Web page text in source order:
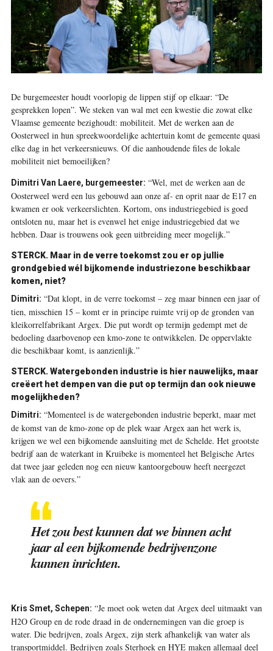
De burgemeester houdt voorlopig de lippen stijf op elkaar: “De
gesprekken lopen”. We steken van wal met een kwestie die zowat elke
Vlaamse gemeente bezighoudt: mobiliteit. Met de werken aan de
Oosterweel in hun spreekwoordelijke achtertuin komt de gemeente quasi
elke dag in het verkeersnieuws. Of die aanhoudende files de lokale
mobiliteit niet bemoeilijken?
Dimitri Van Laere, burgemeester: “Wel, met de werken aan de
Oosterweel werd een lus gebouwd aan onze af- en oprit naar de E17 en
kwamen er ook verkeerslichten. Kortom, ons industriegebied is goed
ontsloten nu, maar het is evenwel het enige industriegebied dat we
hebben. Daar is trouwens ook geen uitbreiding meer mogelijk.”
STERCK. Maar in de verre toekomst zou er op jullie
grondgebied wél bijkomende industriezone beschikbaar
komen, niet?
Dimitri: “Dat klopt, in de verre toekomst – zeg maar binnen een jaar of
tien, misschien 15 – komt er in principe ruimte vrij op de gronden van
kleikorrelfabrikant Argex. Die put wordt op termijn gedempt met de
bedoeling daarbovenop een kmo-zone te ontwikkelen. De oppervlakte
die beschikbaar komt, is aanzienlijk.”
STERCK. Watergebonden industrie is hier nauwelijks, maar
creëert het dempen van die put op termijn dan ook nieuwe
mogelijkheden?
Dimitri: “Momenteel is de watergebonden industrie beperkt, maar met
de komst van de kmo-zone op de plek waar Argex aan het werk is,
krijgen we wel een bijkomende aansluiting met de Schelde. Het grootste
bedrijf aan de waterkant in Kruibeke is momenteel het Belgische Artes
dat twee jaar geleden nog een nieuw kantoorgebouw heeft neergezet
vlak aan de oevers.”
Het zou best kunnen dat we binnen acht
jaar al een bijkomende bedrijvenzone
kunnen inrichten.
Kris Smet, Schepen: “Je moet ook weten dat Argex deel uitmaakt van
H2O Group en de rode draad in de ondernemingen van die groep is
water. Die bedrijven, zoals Argex, zijn sterk afhankelijk van water als
transportmiddel. Bedrijven zoals Sterhoek en HYE maken allemaal deel